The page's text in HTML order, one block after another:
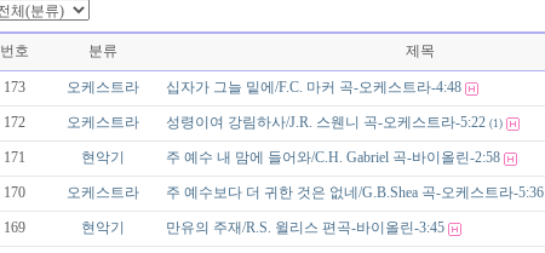
번호 분류 제목
173 오케스트라 십자가 그늘 밑에/F.C. 마커 곡-오케스트라-4:48
172 오케스트라 성령이여 강림하사/J.R. 스웬니 곡-오케스트라-5:22 (1)
171 현악기 주 예수 내 맘에 들어와/C.H. Gabriel 곡-바이올린-2:58
170 오케스트라 주 예수보다 더 귀한 것은 없네/G.B.Shea 곡-오케스트라-5:36
169 현악기 만유의 주재/R.S. 윌리스 편곡-바이올린-3:45